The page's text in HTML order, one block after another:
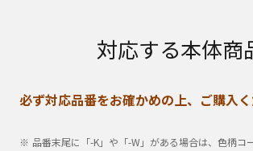
対応する本体商
必ず対応品番をお確かめの上、ご購入く
品番末尾に「-K」や「-W」がある場合は、色柄コ